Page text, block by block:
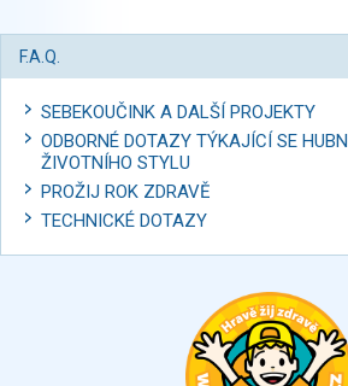
F.A.Q.
SEBEKOUČINK A DALŠÍ PROJEKTY
ODBORNÉ DOTAZY TÝKAJÍCÍ SE
ŽIVOTNÍHO STYLU
PROŽIJ ROK ZDRAVĚ
TECHNICKÉ DOTAZY